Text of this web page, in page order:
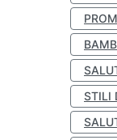
STILI